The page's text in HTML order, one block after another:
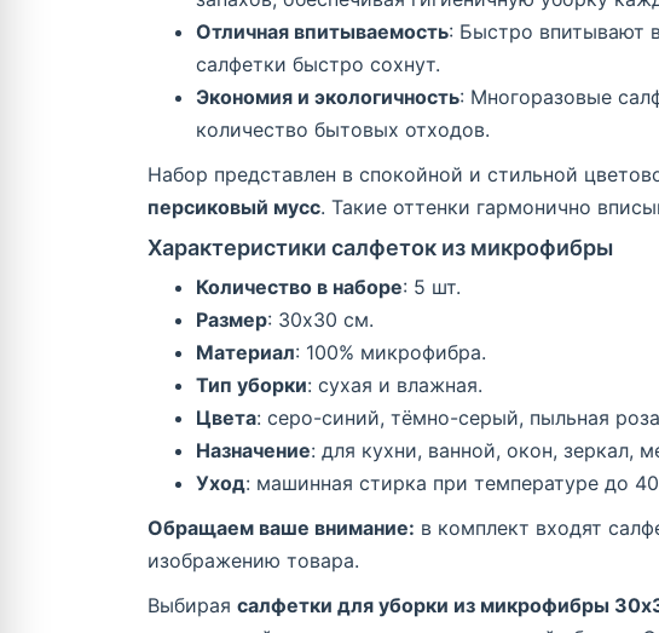
Отличная впитываемость: Быстро впитывают
салфетки быстро сохнут.
Экономия и экологичность: Многоразовые
количество бытовых отходов.
Набор представлен в спокойной и стильной
персиковый мусс. Такие оттенки гармонично
Характеристики салфеток из микрофибры
Количество в наборе: 5 шт.
Размер: 30x30 см.
Материал: 100% микрофибра.
Тип уборки: сухая и влажная.
Цвета: серо-синий, тёмно-серый, пыльная
Назначение: для кухни, ванной, окон, зеркал,
Уход: машинная стирка при температуре до
Обращаем ваше внимание: в комплект входят
изображению товара.
Выбирая салфетки для уборки из микрофибры